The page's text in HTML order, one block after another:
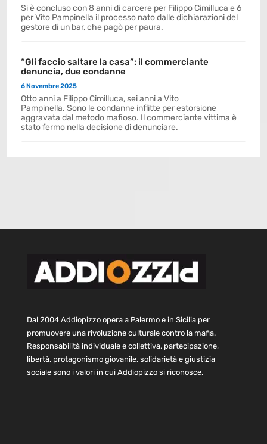
Si è concluso con 8 anni di carcere per Filippo Cimilluca e 6
per Vito Pampinella il processo nato dalle dichiarazioni del
gestore di un bar, che pagò per paura.
“Gli faccio saltare la casa”: il commerciante
denuncia, due condanne
6 Novembre 2025
Otto anni a Filippo Cimilluca, sei anni a Vito
Pampinella. Sono le condanne inflitte per estorsione
aggravata dal metodo mafioso. Il commerciante vittima è
stato fermo nella decisione di denunciare.
Dal 2004 Addiopizzo opera a Palermo e in Sicilia per
promuovere una rivoluzione culturale contro la mafia.
Responsabilità individuale e collettiva, partecipazione,
libertà, protagonismo giovanile, solidarietà e giustizia
sociale sono i valori in cui Addiopizzo si riconosce.